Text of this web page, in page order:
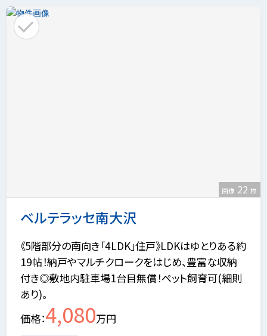
ベルテラッセ南大沢
画像 22 枚
《5階部分の南向き「4LDK」住戸》LDKはゆとりある約
19帖！納戸やマルチクロークをはじめ、豊富な収納
付き◎敷地内駐車場1台目無償！ペット飼育可(細則
あり)。
価格 4,080万円